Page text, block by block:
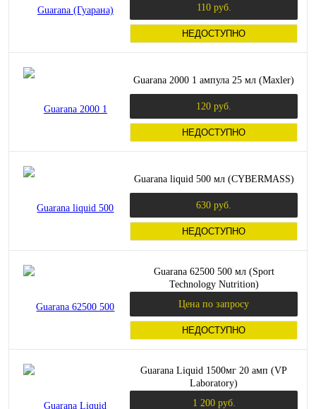
110 руб.
НЕДОСТУПНО
Guarana 2000 1 ампула 25 мл (Maxler)
120 руб.
НЕДОСТУПНО
Guarana liquid 500 мл (CYBERMASS)
630 руб.
НЕДОСТУПНО
Guarana 62500 500 мл (Sport
Technology Nutrition)
Цена по запросу
НЕДОСТУПНО
Guarana Liquid 1500мг 20 амп (VP
Laboratory)
1 200 руб.